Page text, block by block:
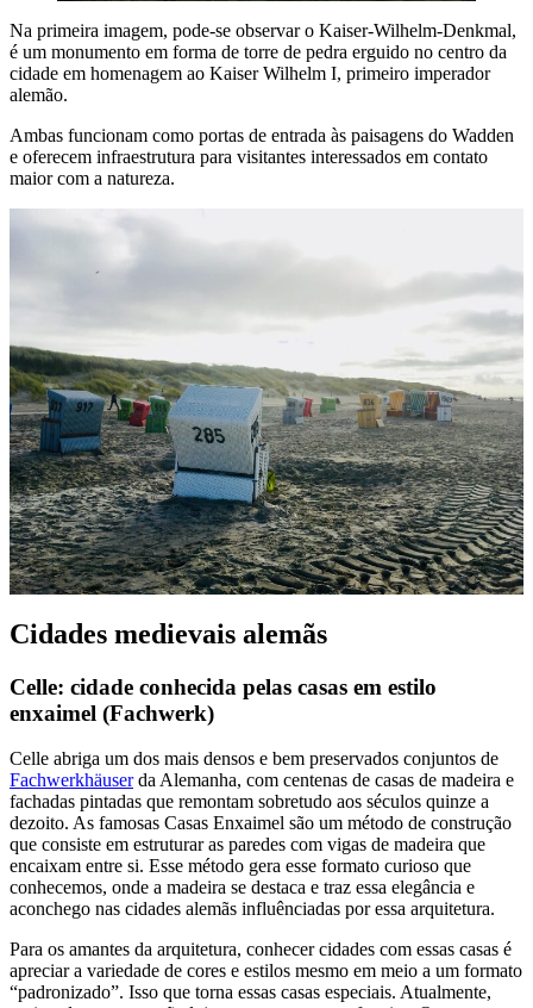
Na primeira imagem, pode-se observar o Kaiser-Wilhelm-Denkmal,
é um monumento em forma de torre de pedra erguido no centro da
cidade em homenagem ao Kaiser Wilhelm I, primeiro imperador
alemão.
Ambas funcionam como portas de entrada às paisagens do Wadden
e oferecem infraestrutura para visitantes interessados em contato
maior com a natureza.
Cidades medievais alemãs
Celle: cidade conhecida pelas casas em estilo
enxaimel (Fachwerk)
Celle abriga um dos mais densos e bem preservados conjuntos de
Fachwerkhäuserda Alemanha, com centenas de casas de madeira e
fachadas pintadas que remontam sobretudo aos séculos quinze a
dezoito. As famosas Casas Enxaimel são um método de construção
que consiste em estruturar as paredes com vigas de madeira que
encaixam entre si. Esse método gera esse formato curioso que
conhecemos, onde a madeira se destaca e traz essa elegância e
aconchego nas cidades alemãs influênciadas por essa arquitetura.
Para os amantes da arquitetura, conhecer cidades com essas casas é
apreciar a variedade de cores e estilos mesmo em meio a um formato
“padronizado”. Isso que torna essas casas especiais. Atualmente,